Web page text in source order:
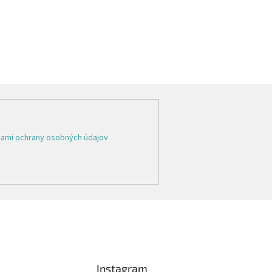
ochrany osobných údajov
Instagram